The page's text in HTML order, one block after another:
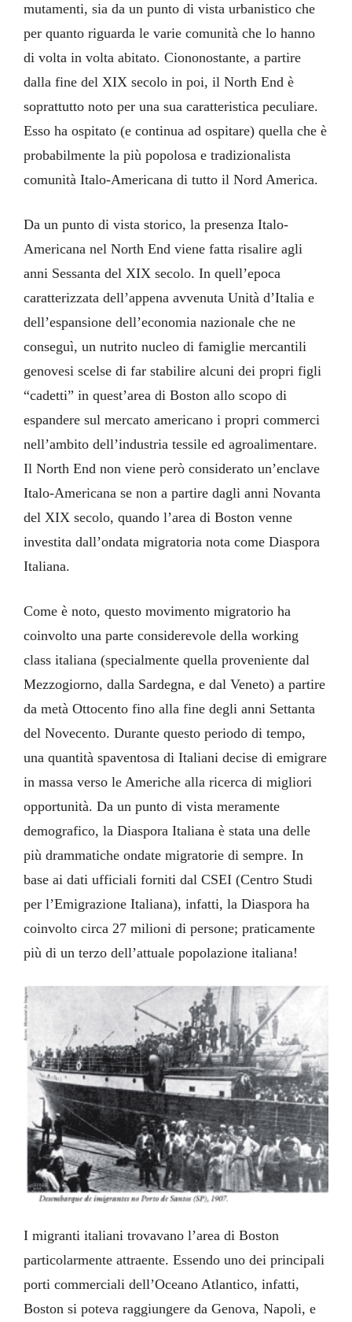
mutamenti, sia da un punto di vista urbanistico che
per quanto riguarda le varie comunità che lo hanno
di volta in volta abitato. Ciononostante, a partire
dalla fine del XIX secolo in poi, il North End è
soprattutto noto per una sua caratteristica peculiare.
Esso ha ospitato (e continua ad ospitare) quella che è
probabilmente la più popolosa e tradizionalista
comunità Italo-Americana di tutto il Nord America.
Da un punto di vista storico, la presenza Italo-
Americana nel North End viene fatta risalire agli
anni Sessanta del XIX secolo. In quell’epoca
caratterizzata dell’appena avvenuta Unità d’Italia e
dell’espansione dell’economia nazionale che ne
conseguì, un nutrito nucleo di famiglie mercantili
genovesi scelse di far stabilire alcuni dei propri figli
“cadetti” in quest’area di Boston allo scopo di
espandere sul mercato americano i propri commerci
nell’ambito dell’industria tessile ed agroalimentare.
Il North End non viene però considerato un’enclave
Italo-Americana se non a partire dagli anni Novanta
del XIX secolo, quando l’area di Boston venne
investita dall’ondata migratoria nota come Diaspora
Italiana.
Come è noto, questo movimento migratorio ha
coinvolto una parte considerevole della working
class italiana (specialmente quella proveniente dal
Mezzogiorno, dalla Sardegna, e dal Veneto) a partire
da metà Ottocento fino alla fine degli anni Settanta
del Novecento. Durante questo periodo di tempo,
una quantità spaventosa di Italiani decise di emigrare
in massa verso le Americhe alla ricerca di migliori
opportunità. Da un punto di vista meramente
demografico, la Diaspora Italiana è stata una delle
più drammatiche ondate migratorie di sempre. In
base ai dati ufficiali forniti dal CSEI (Centro Studi
per l’Emigrazione Italiana), infatti, la Diaspora ha
coinvolto circa 27 milioni di persone; praticamente
più di un terzo dell’attuale popolazione italiana!
I migranti italiani trovavano l’area di Boston
particolarmente attraente. Essendo uno dei principali
porti commerciali dell’Oceano Atlantico, infatti,
Boston si poteva raggiungere da Genova, Napoli, e